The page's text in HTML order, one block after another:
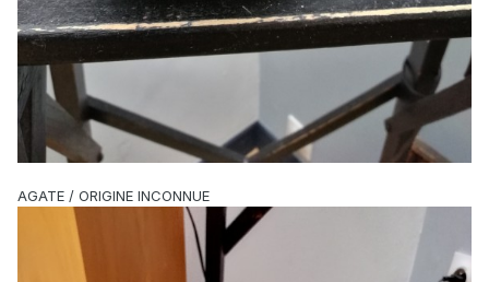
AGATE / ORIGINE INCONNUE